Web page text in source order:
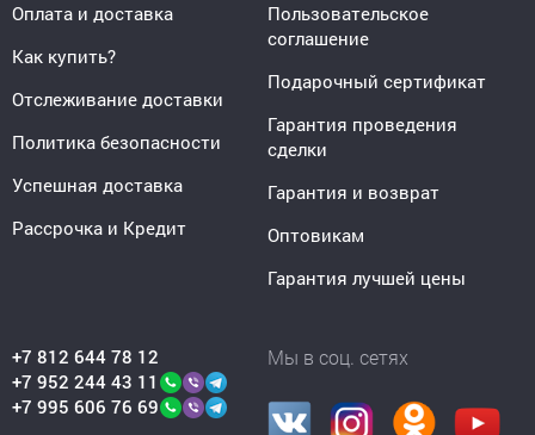
Оплата и доставка
Как купить?
Отслеживание доставки
Политика безопасности
Успешная доставка
Рассрочка и Кредит
Пользовательское
соглашение
Подарочный сертификат
Гарантия проведения
сделки
Гарантия и возврат
Оптовикам
Гарантия лучшей цены
+7 812 644 78 12
+7 952 244 43 11
+7 995 606 76 69
Мы в соц. сетях